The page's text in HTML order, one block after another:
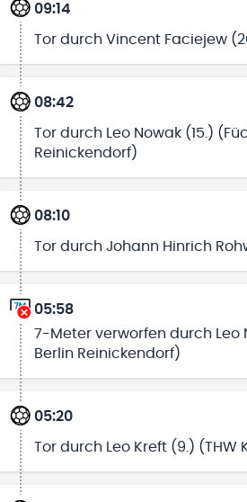
09:14
Tor durch Vincent Faciejew
08:42
Tor durch Leo Nowak (15.)
Reinickendorf)
08:10
Tor durch Johann Hinrich
05:58
7-Meter verworfen durch Leo
Berlin Reinickendorf)
05:20
Tor durch Leo Kreft (9.) (THW